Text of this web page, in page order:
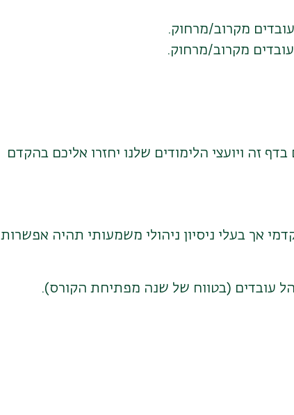
מקרוב/מרחוק.
מקרוב/מרחוק.
זה ויועצי הלימודים שלנו יחזרו אליכם בהקדם
אך בעלי ניסיון ניהולי משמעותי תהיה אפשרות
עובדים (בטווח של שנה מפתיחת הקורס).